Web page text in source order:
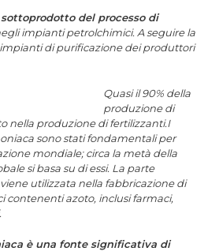
sottoprodotto del processo di
impianti petrolchimici. A seguire la
di purificazione dei produttori
Quasi il 90% della
produzione di
nella produzione di fertilizzanti.I
sono stati fondamentali per
mondiale; circa la metà della
si basa su di essi. La parte
utilizzata nella fabbricazione di
contenenti azoto, inclusi farmaci,
è una fonte significativa di